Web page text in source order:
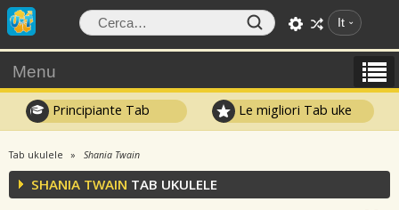
It
Menu
Principiante Tab Le migliori Tab uke
Tab ukulele Shania Twain
SHANIA TWAIN TAB UKULELE